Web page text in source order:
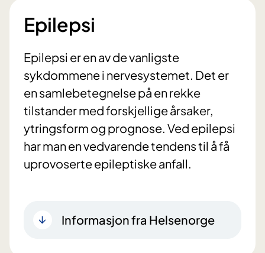
Epilepsi
Epilepsi er en av de vanligste
sykdommene i nervesystemet. Det er
en samlebetegnelse på en rekke
tilstander med forskjellige årsaker,
ytringsform og prognose. Ved epilepsi
har man en vedvarende tendens til å få
uprovoserte epileptiske anfall.
Informasjon fra Helsenorge